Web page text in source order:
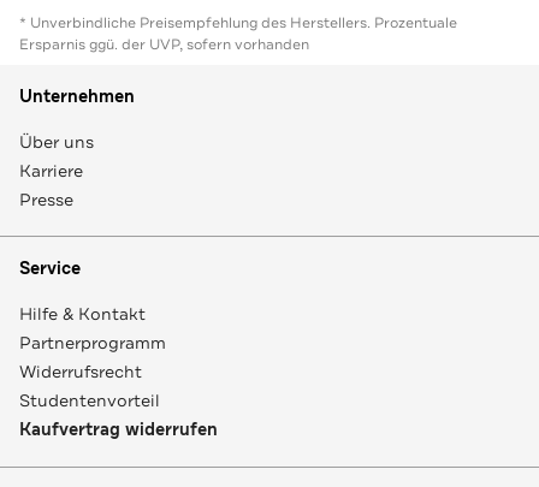
* Unverbindliche Preisempfehlung des Herstellers. Prozentuale
Ersparnis ggü. der UVP, sofern vorhanden
Unternehmen
Über uns
Karriere
Presse
Service
Hilfe & Kontakt
Partnerprogramm
Widerrufsrecht
Studentenvorteil
Kaufvertrag widerrufen